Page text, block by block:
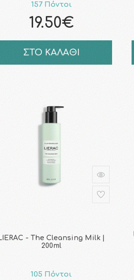
157 Πόντοι
19.50€
ΣΤΟ ΚΑΛΑΘΙ
- The Cleansing Milk |
200ml
105 Πόντοι